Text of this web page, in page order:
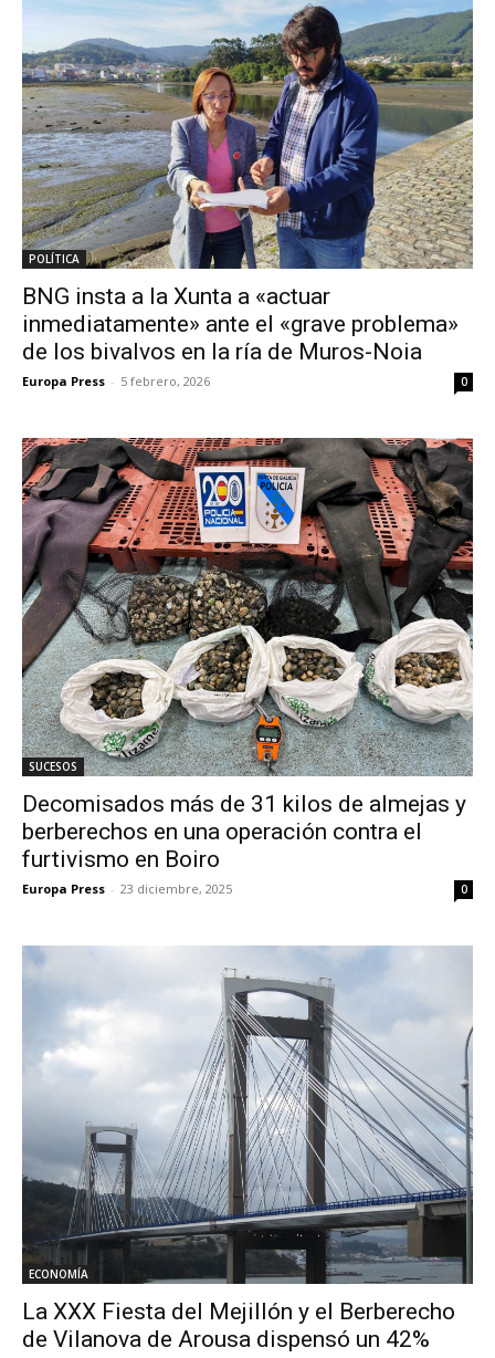
POLÍTICA
BNG insta a la Xunta a «actuar
inmediatamente» ante el «grave problema»
de los bivalvos en la ría de Muros-Noia
Europa Press - 5 febrero, 2026 0
SUCESOS
Decomisados más de 31 kilos de almejas y
berberechos en una operación contra el
furtivismo en Boiro
Europa Press - 23 diciembre, 2025 0
ECONOMÍA
La XXX Fiesta del Mejillón y el Berberecho
de Vilanova de Arousa dispensó un 42%